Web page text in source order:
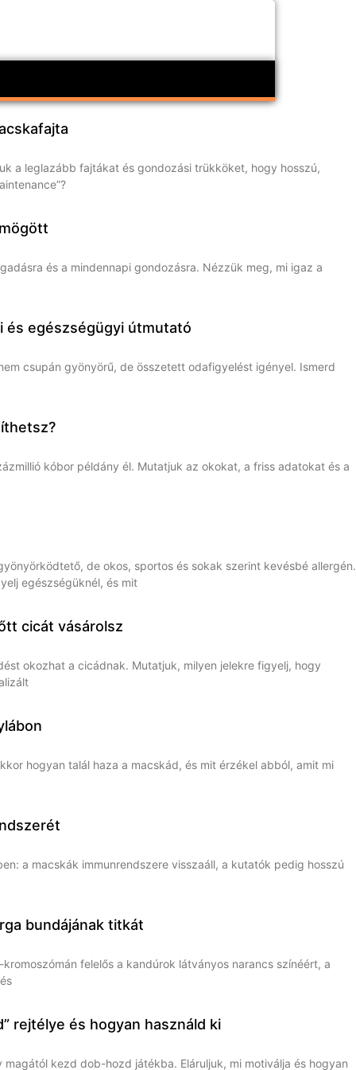
a leglazább fajtákat és gondozási trükköket, hogy hosszú,
és a mindennapi gondozásra. Nézzük meg, mi igaz a
és egészségügyi útmutató
csupán gyönyörű, de összetett odafigyelést igényel. Ismerd
kóbor példány él. Mutatjuk az okokat, a friss adatokat és a
de okos, sportos és sokak szerint kevésbé allergén.
egészségüknél, és mit
cicát vásárolsz
okozhat a cicádnak. Mutatjuk, milyen jelekre figyelj, hogy
hogyan talál haza a macskád, és mit érzékel abból, amit mi
a macskák immunrendszere visszaáll, a kutatók pedig hosszú
bundájának titkát
felelős a kandúrok látványos narancs színéért, a
rejtélye és hogyan használd ki
kezd dob-hozd játékba. Eláruljuk, mi motiválja és hogyan